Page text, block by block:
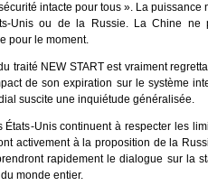
intacte pour tous ». La puissance
Unis ou de la Russie. La Chine ne
pour le moment.
traité NEW START est vraiment
de son expiration sur le système
suscite une inquiétude généralisée.
Unis continuent à respecter les
activement à la proposition de la
rapidement le dialogue sur la
monde entier.